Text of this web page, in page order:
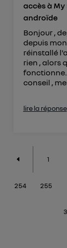
accès à
androïde
Bonjour ,
depuis
réinstallé
rien , alors
conseil ,
lire la réponse
1
254 255